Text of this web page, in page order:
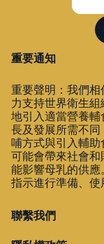
重要通知
重要聲明：我們
力支持世界衛生
地引入適當營養
長及發展所需不
哺方式與引入輔
可能會帶來社會
能影響母乳的供
指示進行準備、使
聯繫我們